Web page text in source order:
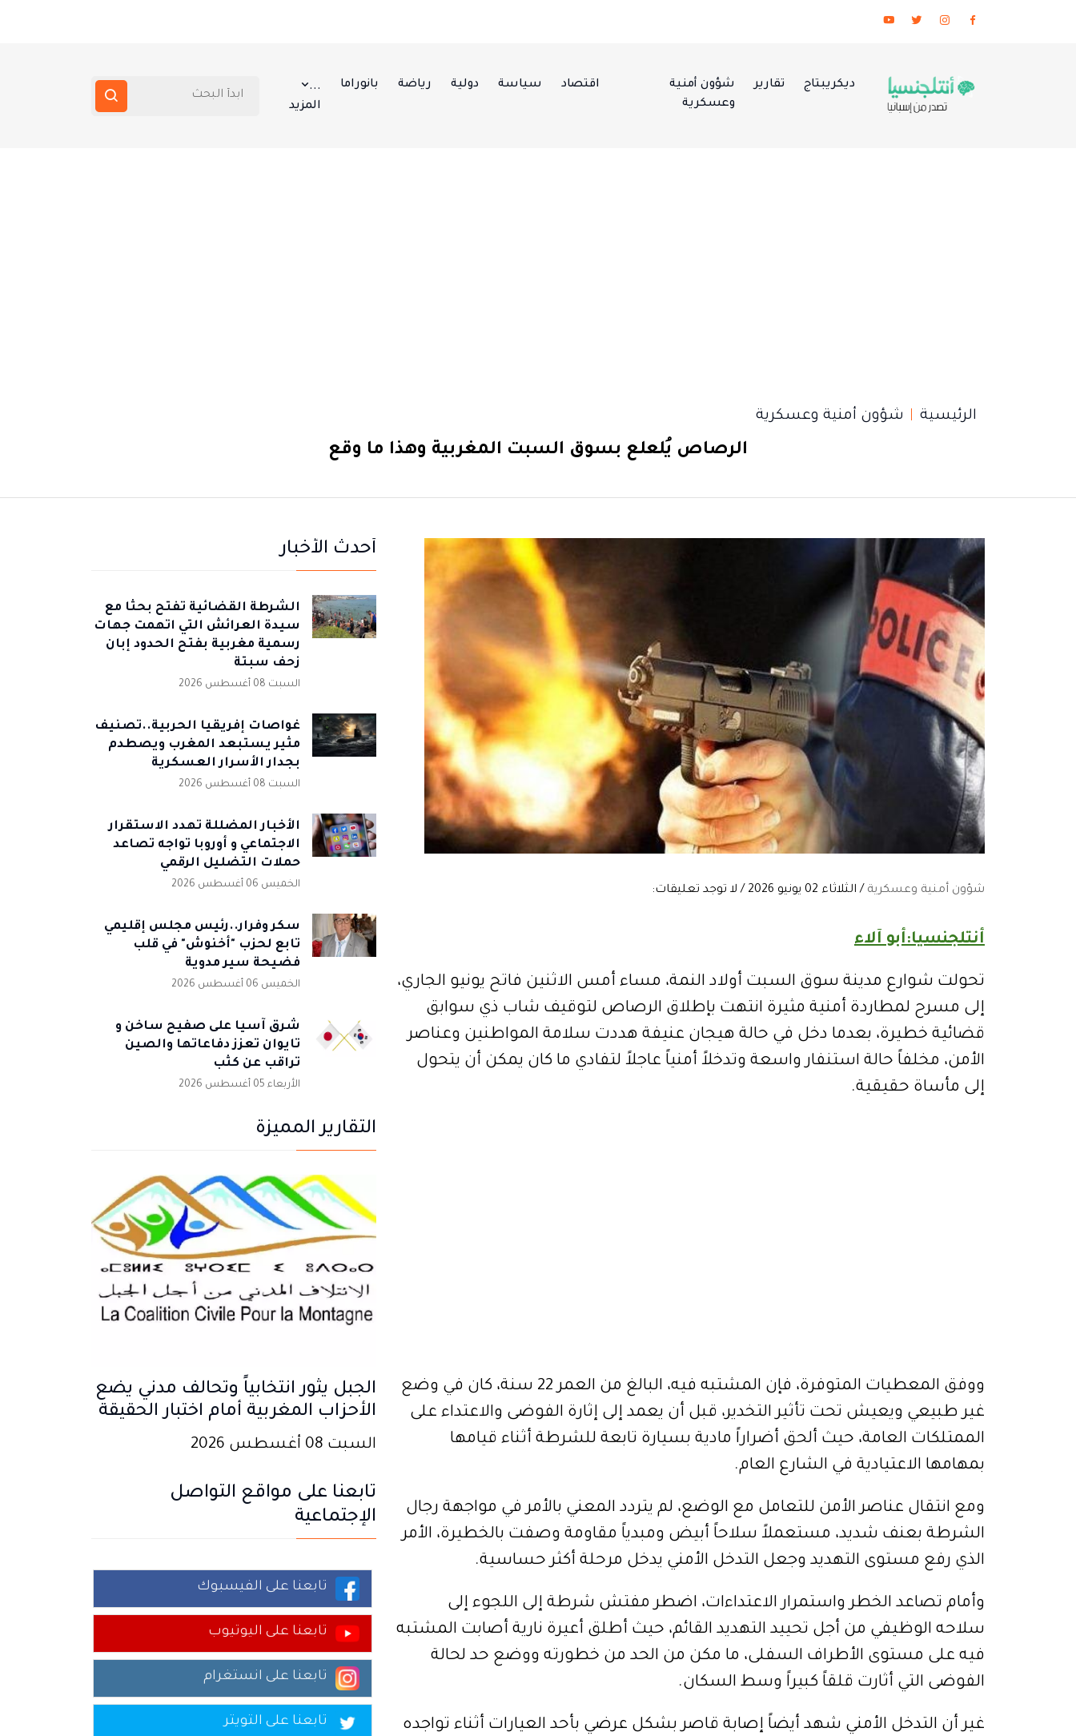
ديكريبتاج تقارير
شؤون أمنية
وعسكرية
اقتصاد سياسة دولية رياضة بانوراما
...
المزيد
الرئيسية شؤون أمنية وعسكرية
الرصاص يُلعلع بسوق السبت المغربية وهذا ما وقع
شؤون أمنية وعسكرية / الثلاثاء 02 يونيو 2026 / لا توجد تعليقات:
أنتلجنسيا:أبو آلاء
تحولت شوارع مدينة سوق السبت أولاد النمة، مساء أمس الاثنين فاتح يونيو الجاري،
إلى مسرح لمطاردة أمنية مثيرة انتهت بإطلاق الرصاص لتوقيف شاب ذي سوابق
قضائية خطيرة، بعدما دخل في حالة هيجان عنيفة هددت سلامة المواطنين وعناصر
الأمن، مخلفاً حالة استنفار واسعة وتدخلاً أمنياً عاجلاً لتفادي ما كان يمكن أن يتحول
إلى مأساة حقيقية.
ووفق المعطيات المتوفرة، فإن المشتبه فيه، البالغ من العمر 22 سنة، كان في وضع
غير طبيعي ويعيش تحت تأثير التخدير، قبل أن يعمد إلى إثارة الفوضى والاعتداء على
الممتلكات العامة، حيث ألحق أضراراً مادية بسيارة تابعة للشرطة أثناء قيامها
بمهامها الاعتيادية في الشارع العام.
ومع انتقال عناصر الأمن للتعامل مع الوضع، لم يتردد المعني بالأمر في مواجهة رجال
الشرطة بعنف شديد، مستعملاً سلاحاً أبيض ومبدياً مقاومة وصفت بالخطيرة، الأمر
الذي رفع مستوى التهديد وجعل التدخل الأمني يدخل مرحلة أكثر حساسية.
وأمام تصاعد الخطر واستمرار الاعتداءات، اضطر مفتش شرطة إلى اللجوء إلى
سلاحه الوظيفي من أجل تحييد التهديد القائم، حيث أطلق أعيرة نارية أصابت المشتبه
فيه على مستوى الأطراف السفلى، ما مكن من الحد من خطورته ووضع حد لحالة
الفوضى التي أثارت قلقاً كبيراً وسط السكان.
غير أن التدخل الأمني شهد أيضاً إصابة قاصر بشكل عرضي بأحد العيارات أثناء تواجده
أحدث الأخبار
الشرطة القضائية تفتح بحثا مع
سيدة العرائش التي اتهمت جهات
رسمية مغربية بفتح الحدود إبان
زحف سبتة
السبت 08 أغسطس 2026
غواصات إفريقيا الحربية..تصنيف
مثير يستبعد المغرب ويصطدم
بجدار الأسرار العسكرية
السبت 08 أغسطس 2026
الأخبار المضللة تهدد الاستقرار
الاجتماعي و أوروبا تواجه تصاعد
حملات التضليل الرقمي
الخميس 06 أغسطس 2026
سكر وفرار..رئيس مجلس إقليمي
تابع لحزب "أخنوش" في قلب
فضيحة سير مدوية
الخميس 06 أغسطس 2026
شرق آسيا على صفيح ساخن و
تايوان تعزز دفاعاتها والصين
تراقب عن كثب
الأربعاء 05 أغسطس 2026
التقارير المميزة
الجبل يثور انتخابياً وتحالف مدني يضع
الأحزاب المغربية أمام اختبار الحقيقة
السبت 08 أغسطس 2026
تابعنا على مواقع التواصل
الإجتماعية
تابعنا على الفيسبوك
تابعنا على اليوتيوب
تابعنا على انستغرام
تابعنا على التويتر